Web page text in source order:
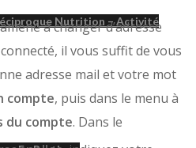
Nutrition – Activité
à changer d’adresse
il vous suffit de vous
adresse mail et votre mot
compte, puis dans le menu à
du compte. Dans le